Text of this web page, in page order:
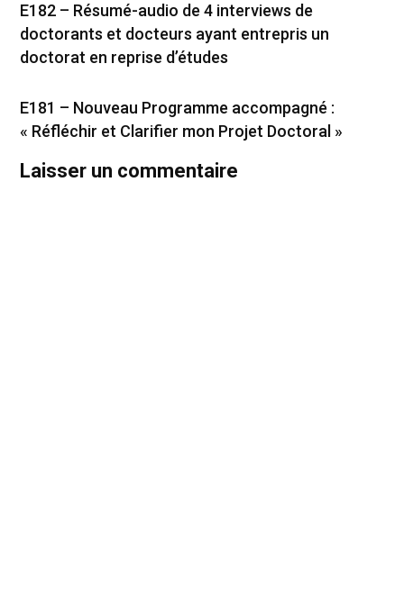
E182 – Résumé-audio de 4 interviews de
doctorants et docteurs ayant entrepris un
doctorat en reprise d’études
E181 – Nouveau Programme accompagné :
« Réfléchir et Clarifier mon Projet Doctoral »
Laisser un commentaire